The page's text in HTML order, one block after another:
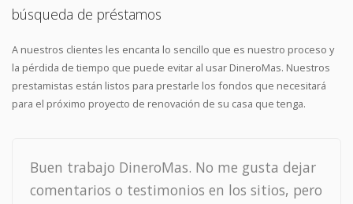
búsqueda de préstamos
A nuestros clientes les encanta lo sencillo que es nuestro proceso y
la pérdida de tiempo que puede evitar al usar DineroMas. Nuestros
prestamistas están listos para prestarle los fondos que necesitará
para el próximo proyecto de renovación de su casa que tenga.
Buen trabajo DineroMas. No me gusta dejar
comentarios o testimonios en los sitios, pero